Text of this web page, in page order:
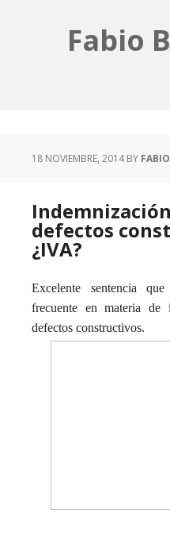
Fabio
18 NOVIEMBRE, 2014BY
defectos
¿IVA?
Excelente sentencia
frecuente en materia de
defectos constructivos.